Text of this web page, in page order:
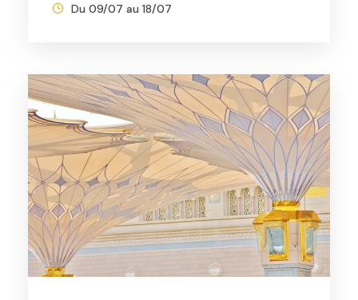
Du 09/07 au 18/07